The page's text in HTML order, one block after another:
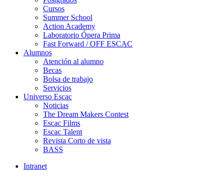
Cursos
Summer School
Action Academy
Laboratorio Ópera Prima
Fast Forward / OFF ESCAC
Alumnos
Atención al alumno
Becas
Bolsa de trabajo
Servicios
Universo Escac
Noticias
The Dream Makers Contest
Escac Films
Escac Talent
Revista Corto de vista
BASS
Intranet